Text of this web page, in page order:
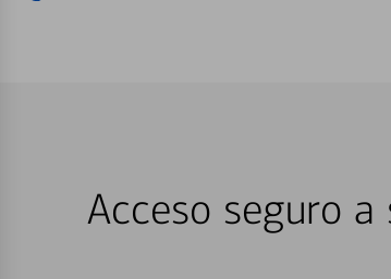
Acceso seguro